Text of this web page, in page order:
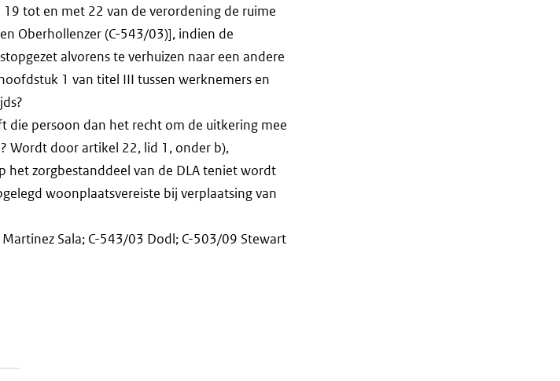
tot en met 22 van de verordening de ruime
Oberhollenzer (C-543/03)], indien de
alvorens te verhuizen naar een andere
1 van titel III tussen werknemers en
die persoon dan het recht om de uitkering mee
Wordt door artikel 22, lid 1, onder b),
het zorgbestanddeel van de DLA teniet wordt
woonplaatsvereiste bij verplaatsing van
Sala; C-543/03 Dodl; C-503/09 Stewart